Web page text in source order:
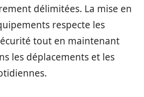
délimitées. La mise en
respecte les
tout en maintenant
les déplacements et les